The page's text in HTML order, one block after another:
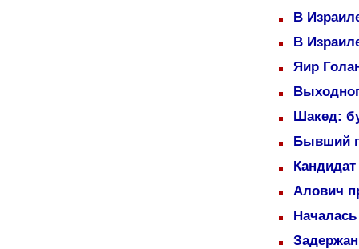
В
В
Яир
Шакед:
Бывший
Алович